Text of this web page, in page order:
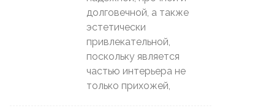
долговечной, а также
эстетически
привлекательной,
поскольку является
частью интерьера не
только прихожей,